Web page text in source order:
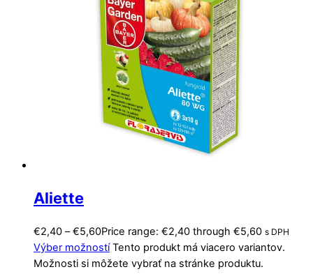
Aliette
€2,40 – €5,60Price range: €2,40 through €5,60 s DPH
Výber možností Tento produkt má viacero variantov.
Možnosti si môžete vybrať na stránke produktu.